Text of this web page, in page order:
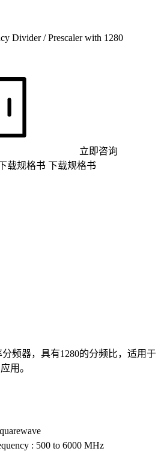
Divider / Prescaler with 1280
立即咨询
下载规格书
频器，具有1280的分频比，适用于
用。
: 500 to 6000 MHz